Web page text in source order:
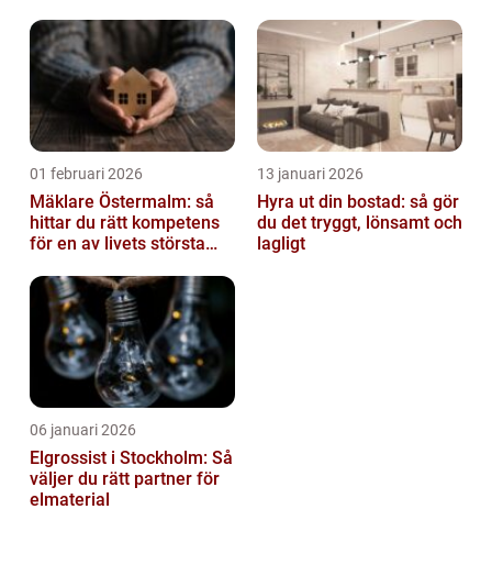
01 februari 2026
Mäklare Östermalm: så
hittar du rätt kompetens
för en av livets största
13 januari 2026
Hyra ut din bostad: så gör
du det tryggt, lönsamt och
lagligt
06 januari 2026
Elgrossist i Stockholm: Så
väljer du rätt partner för
elmaterial